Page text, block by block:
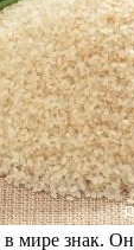
знак. Он